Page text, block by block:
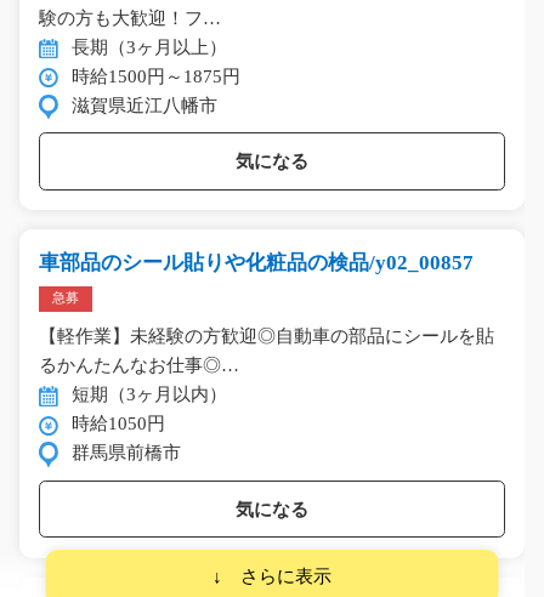
験の方も大歓迎！フ…
長期（3ヶ月以上）
時給1500円～1875円
滋賀県近江八幡市
気になる
車部品のシール貼りや化粧品の検品/y02_00857
急募
【軽作業】未経験の方歓迎◎自動車の部品にシールを貼
るかんたんなお仕事◎…
短期（3ヶ月以内）
時給1050円
群馬県前橋市
気になる